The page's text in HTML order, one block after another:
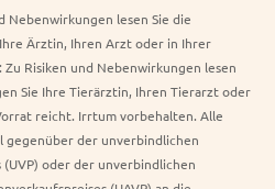
Nebenwirkungen lesen Sie die
Ärztin, Ihren Arzt oder in Ihrer
Risiken und Nebenwirkungen lesen
Sie Ihre Tierärztin, Ihren Tierarzt oder
reicht. Irrtum vorbehalten. Alle
gegenüber der unverbindlichen
oder der unverbindlichen